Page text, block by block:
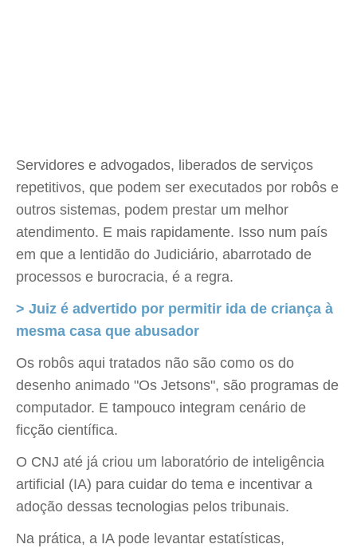
Servidores e advogados, liberados de serviços
repetitivos, que podem ser executados por robôs e
outros sistemas, podem prestar um melhor
atendimento. E mais rapidamente. Isso num país
em que a lentidão do Judiciário, abarrotado de
processos e burocracia, é a regra.
> Juiz é advertido por permitir ida de criança à
mesma casa que abusador
Os robôs aqui tratados não são como os do
desenho animado "Os Jetsons", são programas de
computador. E tampouco integram cenário de
ficção científica.
O CNJ até já criou um laboratório de inteligência
artificial (IA) para cuidar do tema e incentivar a
adoção dessas tecnologias pelos tribunais.
Na prática, a IA pode levantar estatísticas,